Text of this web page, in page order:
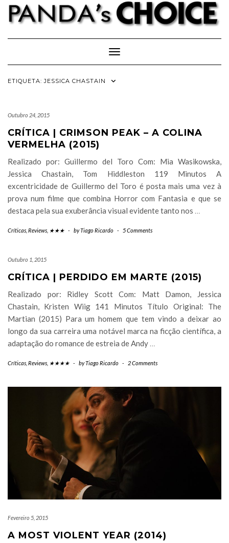
Skip
content
Toggle Navigation
ETIQUETA:JESSICA CHASTAIN
Outubro 24, 2015
CRÍTICA | CRIMSON PEAK – A COLINA
VERMELHA (2015)
Realizado por: Guillermo del Toro Com: Mia Wasikowska,
Jessica Chastain, Tom Hiddleston 119 Minutos A
excentricidade de Guillermo del Toro é posta mais uma vez à
prova num filme que combina Horror com Fantasia e que se
destaca pela sua exuberância visual evidente tanto nos …
Críticas Reviews ★★★ - byTiago Ricardo - 5 Comments
Outubro 1, 2015
CRÍTICA | PERDIDO EM MARTE (2015)
Realizado por: Ridley Scott Com: Matt Damon, Jessica
Chastain, Kristen Wiig 141 Minutos Título Original: The
Martian (2015) Para um homem que tem vindo a deixar ao
longo da sua carreira uma notável marca na ficção científica, a
adaptação do romance de estreia de Andy …
Críticas Reviews ★★★★ - byTiago Ricardo - 2 Comments
Fevereiro 5, 2015
A MOST VIOLENT YEAR (2014)